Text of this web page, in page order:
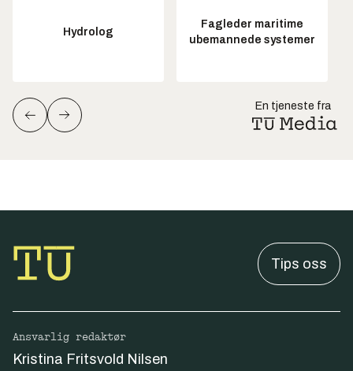
Hydrolog
Fagleder maritime
ubemannede systemer
En tjeneste fra
Tips oss
Ansvarlig redaktør
Kristina Fritsvold Nilsen